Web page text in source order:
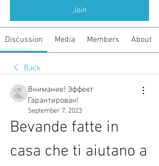
Join
Discussion Media Members About
Back
Внимание! Эффект
Гарантирован!
September 7, 2023
Bevande fatte in
casa che ti aiutano a